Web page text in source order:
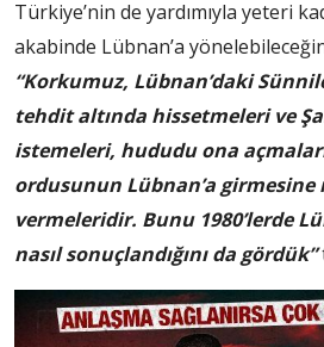
Türkiye’nin de yardımıyla yeteri
akabinde Lübnan’a
“Korkumuz, Lübnan’daki
tehdit altında hissetmeleri ve
istemeleri, hududu ona
ordusunun Lübnan’a girmesine
vermeleridir. Bunu 1980’lerde
nasıl sonuçlandığını da gördük”